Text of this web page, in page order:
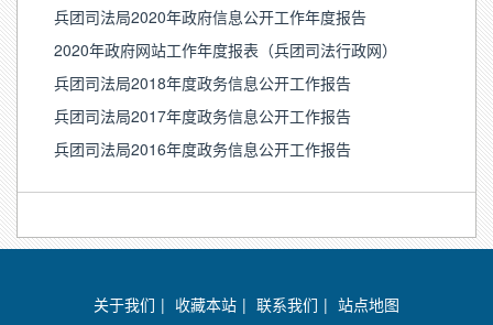
兵团司法局2020年政府信息公开工作年度报告
2020年政府网站工作年度报表（兵团司法行政网）
兵团司法局2018年度政务信息公开工作报告
兵团司法局2017年度政务信息公开工作报告
兵团司法局2016年度政务信息公开工作报告
关于我们 | 收藏本站 | 联系我们 | 站点地图